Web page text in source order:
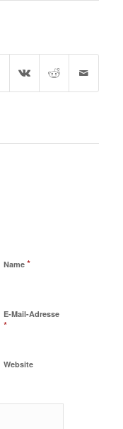
Name *
E-Mail-Adresse
*
Website